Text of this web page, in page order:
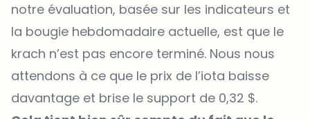
notre évaluation, basée sur les indicateurs et
la bougie hebdomadaire actuelle, est que le
krach n’est pas encore terminé. Nous nous
attendons à ce que le prix de l’iota baisse
davantage et brise le support de 0,32 $.